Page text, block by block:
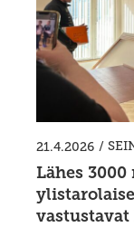
21.4.2026 /
Lähes